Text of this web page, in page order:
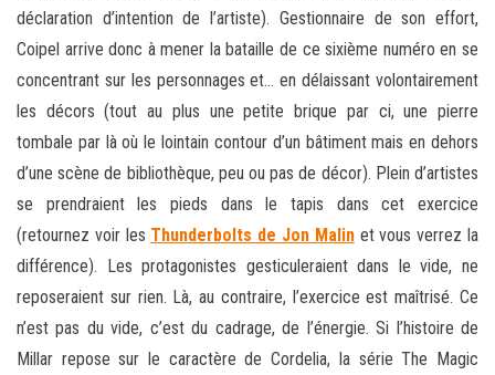
déclaration d’intention de l’artiste). Gestionnaire de son effort,
Coipel arrive donc à mener la bataille de ce sixième numéro en se
concentrant sur les personnages et… en délaissant volontairement
les décors (tout au plus une petite brique par ci, une pierre
tombale par là où le lointain contour d’un bâtiment mais en dehors
d’une scène de bibliothèque, peu ou pas de décor). Plein d’artistes
se prendraient les pieds dans le tapis dans cet exercice
(retournez voir les Thunderbolts de Jon Malinet vous verrez la
différence). Les protagonistes gesticuleraient dans le vide, ne
reposeraient sur rien. Là, au contraire, l’exercice est maîtrisé. Ce
n’est pas du vide, c’est du cadrage, de l’énergie. Si l’histoire de
Millar repose sur le caractère de Cordelia, la série The Magic